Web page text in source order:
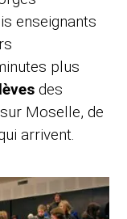
enseignants
plus
des
Moselle, de
arrivent.